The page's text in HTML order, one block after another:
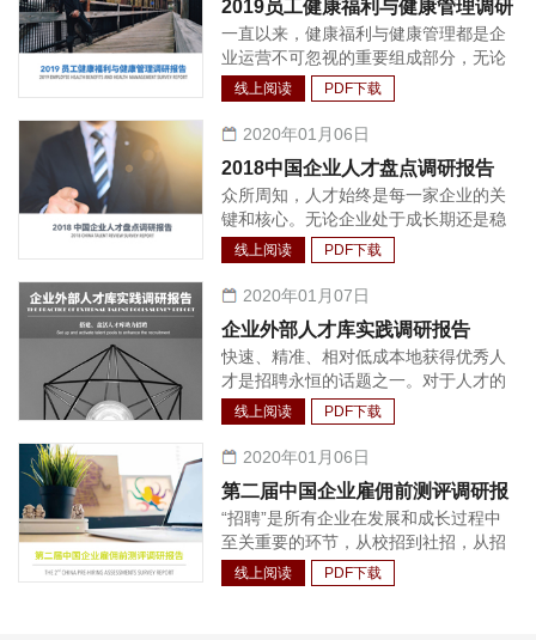
2019员工健康福利与健康管理调研
报告
一直以来，健康福利与健康管理都是企
业运营不可忽视的重要组成部分，无论
是对于公司竞争力还是员工生产力，都
不可或缺。发展至今，“以人为本”的核
心理念已经深入人心，特别是在中国市
场环境下，员工的健康管理已经逐渐形
成了较为完善的体系，包括法定福利、
商业保险、年度体检、沟通工具、健康
场所等等。
线上阅读 PDF下载
2020年01月06日
2018中国企业人才盘点调研报告
众所周知，人才始终是每一家企业的关
键和核心。无论企业处于成长期还是稳
定发展期，都需要持续不断的人才支
持。相应的，如何快速有效的增加所需
岗位以保证高管管理半径的扩大与核心
业务的持续增长，让企业保持恒久的竞
争力，成为每个企业面临的首要问题。
实践中，很多企业会发现：建立企业人
才池，从内部选拔和培养管理人才与技
术人才，相较外部招聘渠道的投资回报
度也更好。因此，人才盘点逐渐成为各
个企业做好人才管理工作不可或缺的一
环，其盘点的结果也被广泛应用在人力
资源规划制定、薪酬调整、奖金分配、
发展方案制定、员工职业生涯规划和人
才配置等各个方面。
线上阅读 PDF下载
2020年01月07日
企业外部人才库实践调研报告
快速、精准、相对低成本地获得优秀人
才是招聘永恒的话题之一。对于人才的
争夺战从未停止过，只是与以往相比，
这一争夺战已经越来越前置，企业对人
才的获取也越来越主动。面对行业中较
为稀缺与热门的人才，招聘更是需要长
期经营的工作。另外，随着技术与招聘
的结合程度的加深，利用招聘系统对整
个招聘流程和人才进行管理也渐渐成为
大量企业的选择。人才库在绝大多数情
线上阅读 PDF下载
2020年01月06日
第二届中国企业雇佣前测评调研报
告
“招聘”是所有企业在发展和成长过程中
至关重要的环节，从校招到社招，从招
聘基层员工到招聘公司高管，企业HR
都有一个共同的目标，那就是找到合适
线上阅读 PDF下载